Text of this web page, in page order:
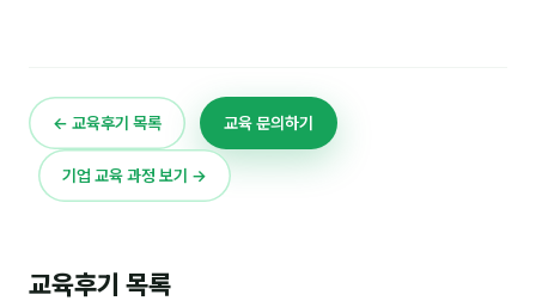
윤석현
은종성
이상미
이옥겸
← 교육후기 목록 교육 문의하기
기업 교육 과정 보기 →
교육후기 목록